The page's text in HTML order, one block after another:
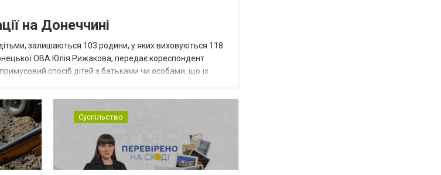
на Донеччині
залишаються 103 родини, у яких виховуються 118
ОВА Юлія Рижакова, передає кореспондент
спосіб дітей з батьками чи особами, що їх
Суспільство